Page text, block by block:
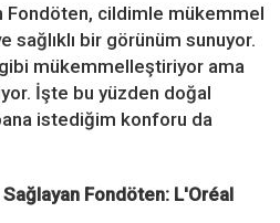
Fondöten, cildimle mükemmel
sağlıklı bir görünüm sunuyor.
mükemmelleştiriyor ama
İşte bu yüzden doğal
istediğim konforu da
Fondöten: L'Oréal